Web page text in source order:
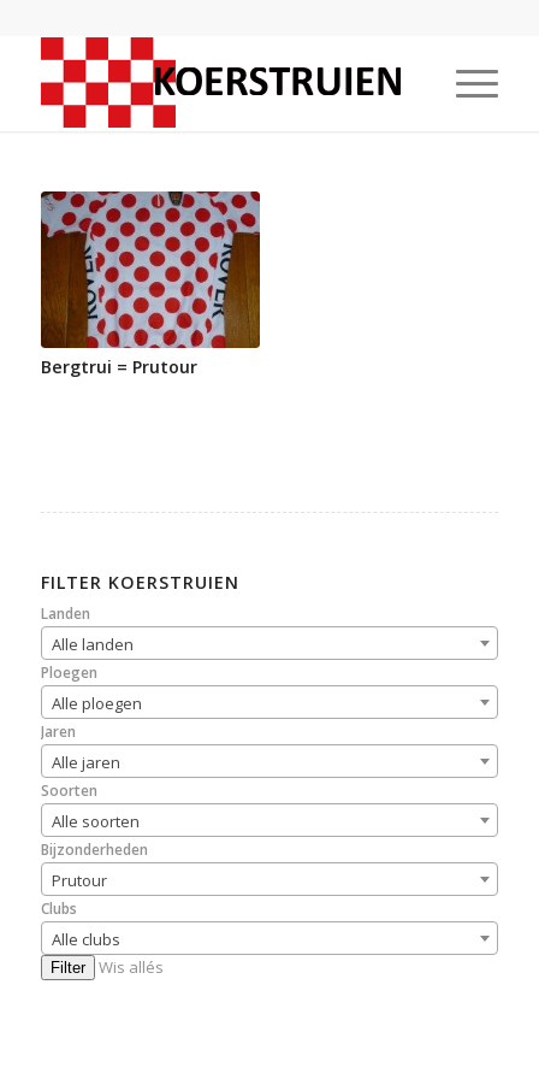
Bergtrui = Prutour
FILTER KOERSTRUIEN
Landen
Alle landen
Ploegen
Alle ploegen
Jaren
Alle jaren
Soorten
Alle soorten
Bijzonderheden
Prutour
Clubs
Alle clubs
Filter Wis allés